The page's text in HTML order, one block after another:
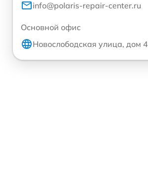
info@polaris-repair-center.ru
Основной офис
Новослободская улица, дом 4